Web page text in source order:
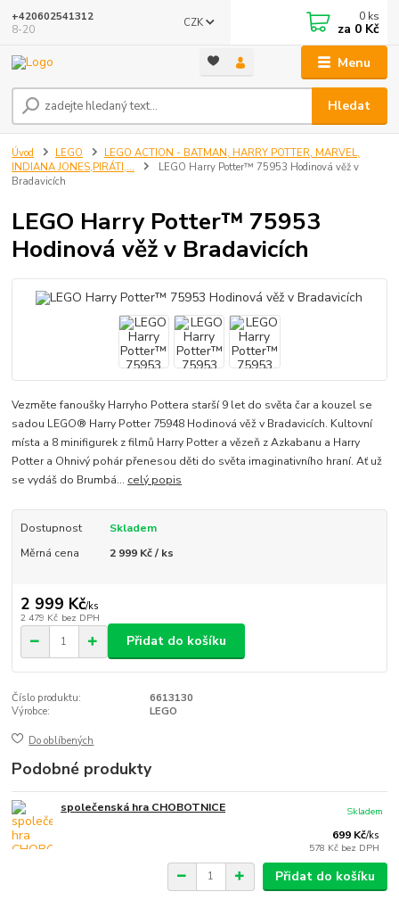
Menu
CZK
Hledat
+420602541312
8-20
0 ks
za 0 Kč
Úvod LEGO
LEGO ACTION - BATMAN, HARRY POTTER, MARVEL,
INDIANA JONES,PIRÁTI,...
LEGO Harry Potter™ 75953 Hodinová věž v
Bradavicích
LEGO Harry Potter™ 75953
Hodinová věž v Bradavicích
Vezměte fanoušky Harryho Pottera starší 9 let do světa čar a kouzel se
sadou LEGO® Harry Potter 75948 Hodinová věž v Bradavicích. Kultovní
místa a 8 minifigurek z filmů Harry Potter a vězeň z Azkabanu a Harry
Potter a Ohnivý pohár přenesou děti do světa imaginativního hraní. Ať už
se vydáš do Brumbá... celý popis
Dostupnost
Skladem
Měrná cena
2 999 Kč / ks
2 999 Kč/ks
2 479 Kč bez DPH
Přidat do košíku
Číslo produktu:
6613130
Výrobce:
LEGO
Do oblíbených
Podobné produkty
společenská hra CHOBOTNICE
699 Kč/ks
578 Kč bez DPH
Skladem
Přidat do košíku